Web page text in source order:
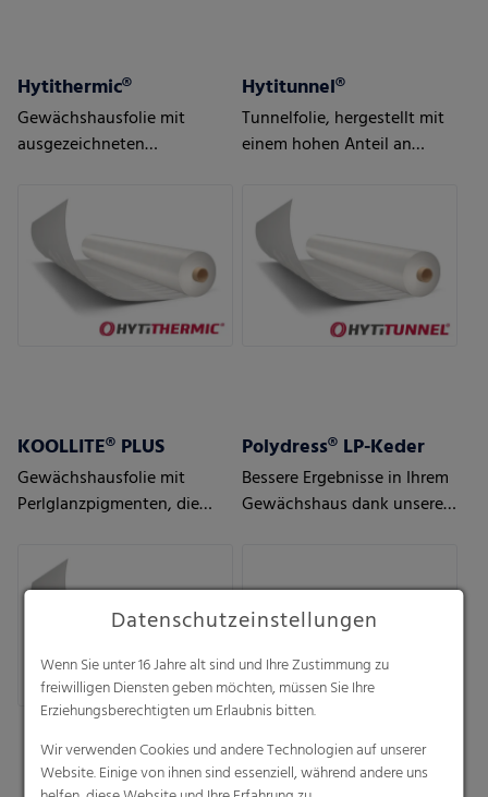
Hytithermic®
Gewächshausfolie mit
ausgezeichneten
Hytitunnel®
Tunnelfolie, hergestellt mit
einem hohen Anteil an
Produktionsabfällen
KOOLLITE® PLUS
Gewächshausfolie mit
Perlglanzpigmenten, die
perfekt für Regionen mit
heißen Klimabedingungen
Polydress® LP-Keder
Bessere Ergebnisse in Ihrem
Gewächshaus dank unserer
Datenschutzeinstellungen
Wenn Sie unter 16 Jahre alt sind und Ihre Zustimmung zu
freiwilligen Diensten geben möchten, müssen Sie Ihre
Erziehungsberechtigten um Erlaubnis bitten.
Wir verwenden Cookies und andere Technologien auf unserer
Website. Einige von ihnen sind essenziell, während andere uns